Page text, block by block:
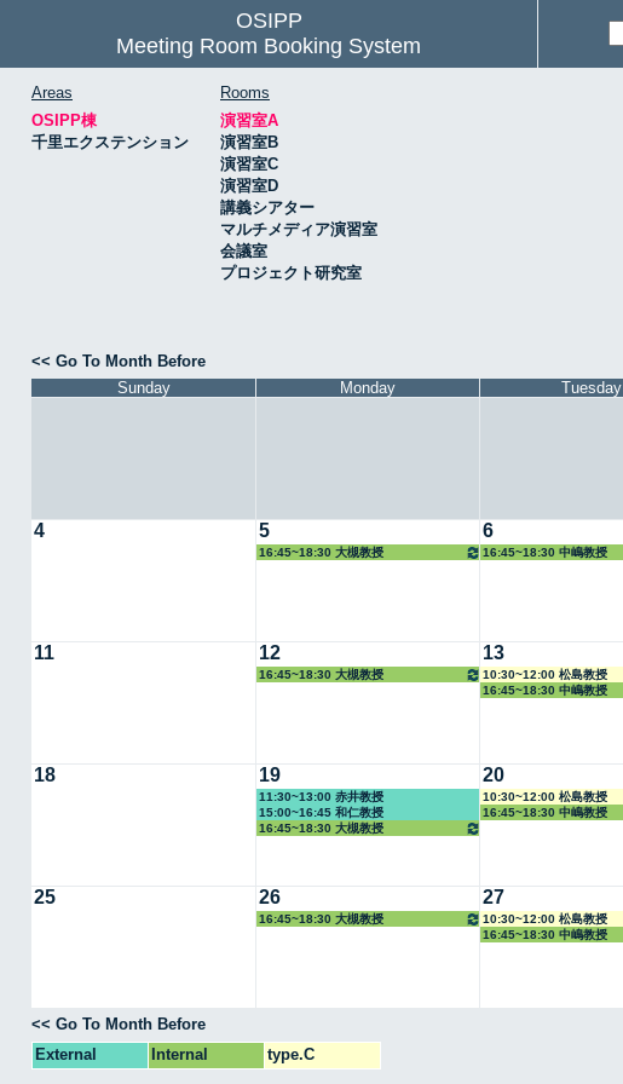
OSIPP
Meeting Room Booking System
Areas
OSIPP棟
千里エクステンション
Rooms
演習室A
演習室B
演習室C
演習室D
講義シアター
マルチメディア演習室
会議室
プロジェクト研究室
<< Go To Month Before
Sunday
Monday Tuesday
4 5
16:45~18:30 大槻教授
6
16:45~18:30 中嶋教授
11 12
16:45~18:30 大槻教授
13
10:30~12:00 松島教授
16:45~18:30 中嶋教授
18 19
11:30~13:00 赤井教授
15:00~16:45 和仁教授
16:45~18:30 大槻教授
20
10:30~12:00 松島教授
16:45~18:30 中嶋教授
25 26
16:45~18:30 大槻教授
27
10:30~12:00 松島教授
16:45~18:30 中嶋教授
<< Go To Month Before
External
Internal type.C